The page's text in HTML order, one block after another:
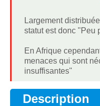
Largement
statut est donc "Peu
En Afrique
menaces qui sont
insuffisantes"
Description